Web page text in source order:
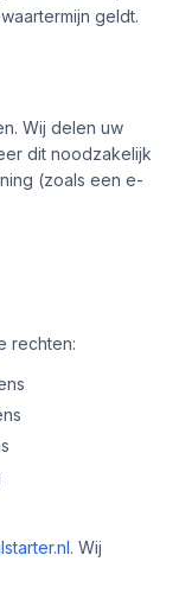
geldt.
Wij delen uw
dit noodzakelijk
(zoals een e-
rechten:
. Wij